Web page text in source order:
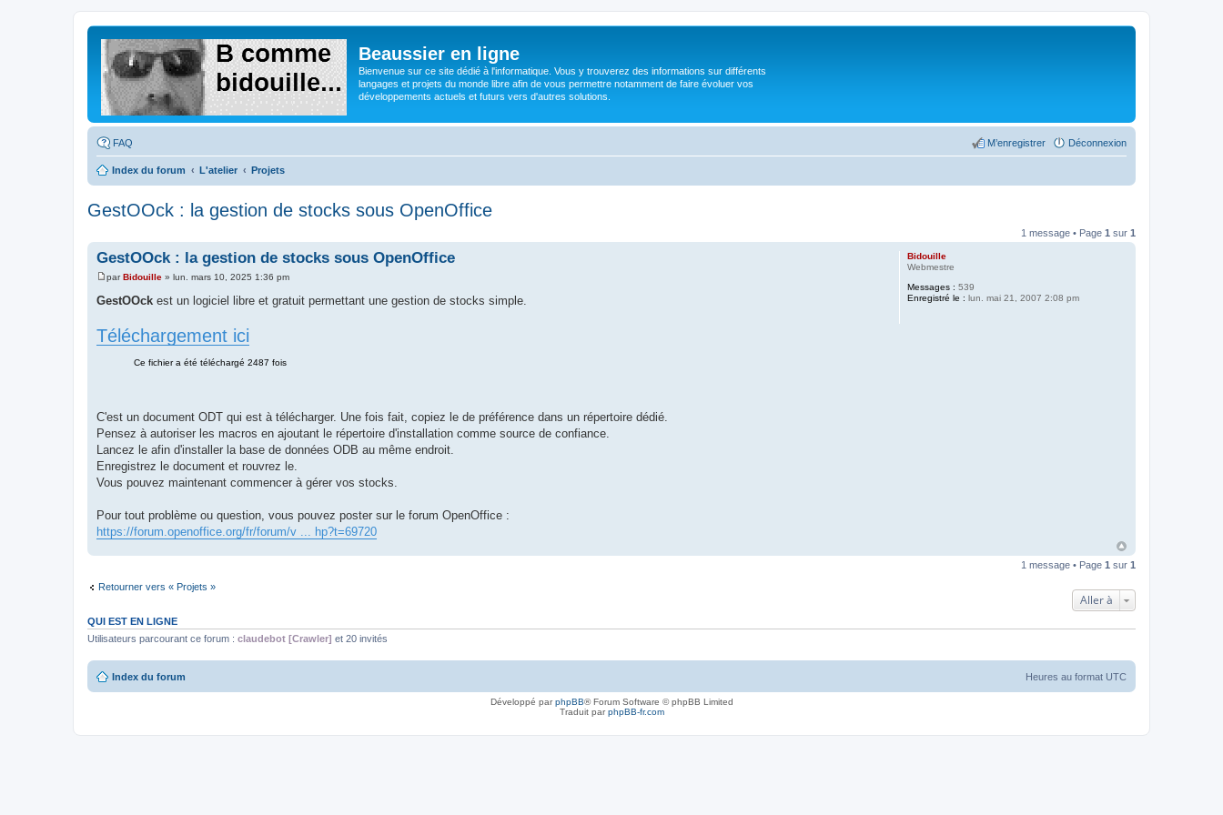
Beaussier en ligne
Bienvenue sur ce site dédié à l'informatique. Vous y trouverez des informations sur différents
langages et projets du monde libre afin de vous permettre notamment de faire évoluer vos
développements actuels et futurs vers d'autres solutions.
FAQ Déconnexion
M’enregistrer
Index du forum L'atelier Projets
GestOOck : la gestion de stocks sous OpenOffice
1 message • Page 1 sur 1
Bidouille
Webmestre
Messages : 539
Enregistré le : lun. mai 21, 2007 2:08 pm
GestOOck : la gestion de stocks sous OpenOffice
M
s
a
g
parBidouille » lun. mars 10, 2025 1:36 pm
GestOOck est un logiciel libre et gratuit permettant une gestion de stocks simple.
Téléchargement ici
C'est un document ODT qui est à télécharger. Une fois fait, copiez le de préférence dans un répertoire dédié.
Pensez à autoriser les macros en ajoutant le répertoire d'installation comme source de confiance.
Lancez le afin d'installer la base de données ODB au même endroit.
Enregistrez le document et rouvrez le.
Vous pouvez maintenant commencer à gérer vos stocks.
Pour tout problème ou question, vous pouvez poster sur le forum OpenOffice :
https://forum.openoffice.org/fr/forum/v ... hp?t=69720
1 message • Page 1 sur 1
Retourner vers « Projets »
Aller à
QUI EST EN LIGNE
Utilisateurs parcourant ce forum : claudebot [Crawler] et 20 invités
Index du forum Heures au format UTC
Développé parphpBB® Forum Software © phpBB Limited
Traduit parphpBB-fr.com